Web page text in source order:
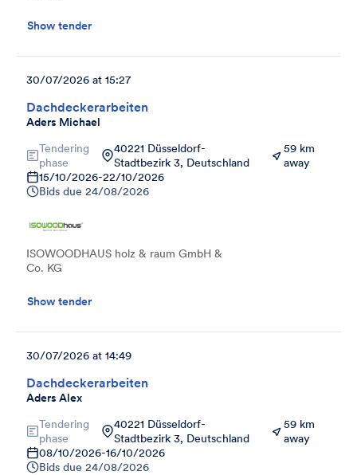
Show tender
Dachdeckerarbeiten
Aders Michael
30/07/2026 at 15:27
Tendering
phase
40221 Düsseldorf-
Stadtbezirk 3, Deutschland
59 km
away
15/10/2026-22/10/2026
Bids due 24/08/2026
ISOWOODHAUS holz & raum GmbH &
Co. KG
Show tender
Dachdeckerarbeiten
Aders Alex
30/07/2026 at 14:49
Tendering
phase
40221 Düsseldorf-
Stadtbezirk 3, Deutschland
59 km
away
08/10/2026-16/10/2026
Bids due 24/08/2026